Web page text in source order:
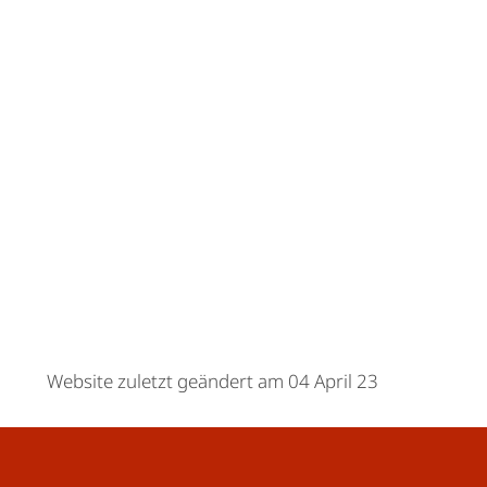
Website zuletzt geändert am 04 April 23